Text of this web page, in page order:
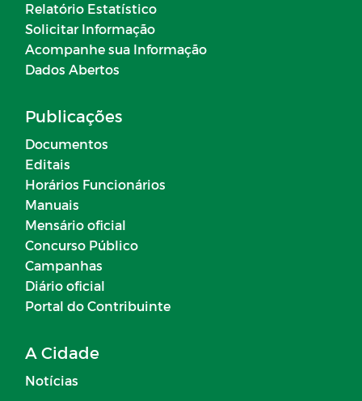
Relatório Estatístico
Solicitar Informação
Acompanhe sua Informação
Dados Abertos
Publicações
Documentos
Editais
Horários Funcionários
Manuais
Mensário oficial
Concurso Público
Campanhas
Diário oficial
Portal do Contribuinte
A Cidade
Notícias